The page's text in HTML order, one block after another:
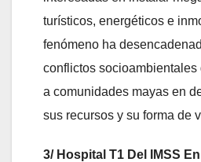
turísticos, energéticos e
fenómeno ha
conflictos socioambientales
a comunidades mayas en
sus recursos y su forma de
3/ Hospital T1 Del IMSS